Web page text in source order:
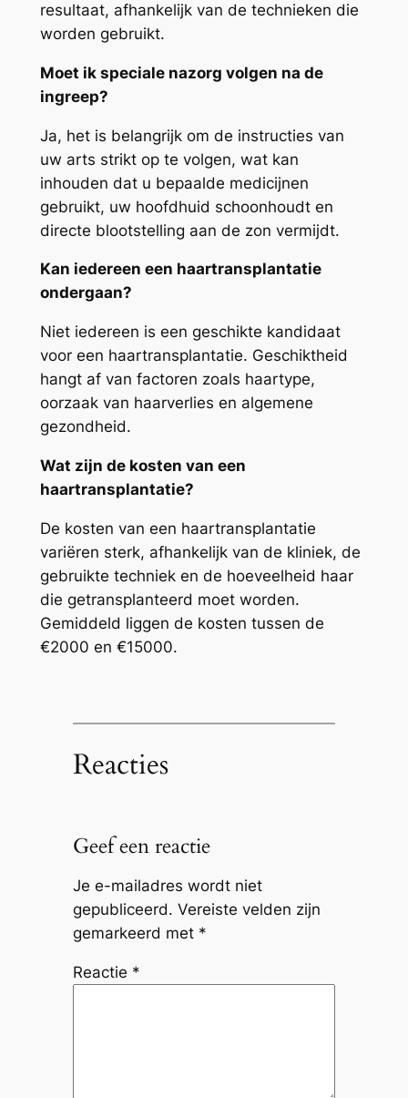
resultaat, afhankelijk van de technieken die
worden gebruikt.
Moet ik speciale nazorg volgen na de
ingreep?
Ja, het is belangrijk om de instructies van
uw arts strikt op te volgen, wat kan
inhouden dat u bepaalde medicijnen
gebruikt, uw hoofdhuid schoonhoudt en
directe blootstelling aan de zon vermijdt.
Kan iedereen een haartransplantatie
ondergaan?
Niet iedereen is een geschikte kandidaat
voor een haartransplantatie. Geschiktheid
hangt af van factoren zoals haartype,
oorzaak van haarverlies en algemene
gezondheid.
Wat zijn de kosten van een
haartransplantatie?
De kosten van een haartransplantatie
variëren sterk, afhankelijk van de kliniek, de
gebruikte techniek en de hoeveelheid haar
die getransplanteerd moet worden.
Gemiddeld liggen de kosten tussen de
€2000 en €15000.
Reacties
Geef een reactie
Je e-mailadres wordt niet
gepubliceerd. Vereiste velden zijn
gemarkeerd met *
Reactie *